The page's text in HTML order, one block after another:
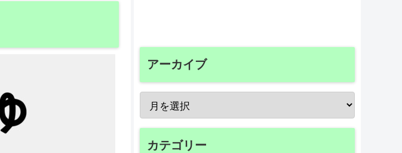
アーカイブ
カテゴリー